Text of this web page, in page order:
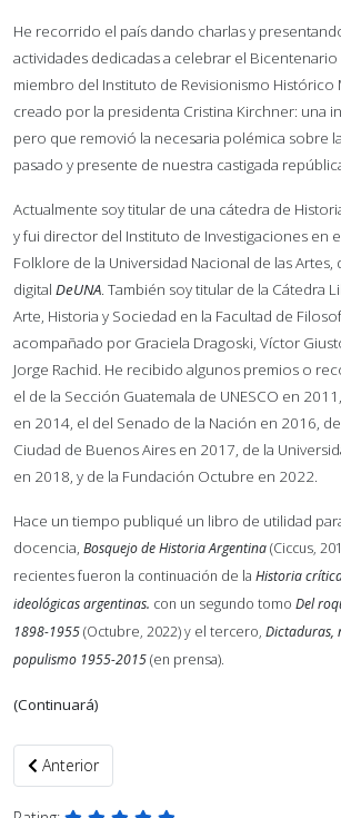
He recorrido el país dando charlas y
actividades dedicadas a celebrar el
miembro del Instituto de Revisionismo
creado por la presidenta Cristina Kirchner: una
pero que removió la necesaria polémica sobre
pasado y presente de nuestra castigada
Actualmente soy titular de una cátedra de
y fui director del Instituto de Investigaciones en
Folklore de la Universidad Nacional de las
digital DeUNA. También soy titular de la Cátedra
Arte, Historia y Sociedad en la Facultad de
acompañado por Graciela Dragoski, Víctor
Jorge Rachid. He recibido algunos premios o
el de la Sección Guatemala de UNESCO en
en 2014, el del Senado de la Nación en 2016,
Ciudad de Buenos Aires en 2017, de la
en 2018, y de la Fundación Octubre en 2022.
Hace un tiempo publiqué un libro de utilidad
docencia, Bosquejo de Historia Argentina(Ciccus,
recientes fueron la continuación de la Historia
ideológicas argentinas. con un segundo tomo Del
1898-1955(Octubre, 2022) y el tercero, Dictaduras,
populismo 1955-2015(en prensa).
(Continuará)
Artículo anterior: San Martín, mestizo
Anterior